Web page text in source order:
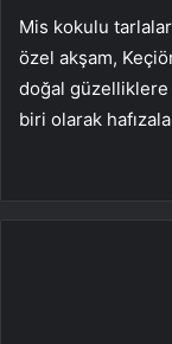
Mis kokulu
özel akşam,
doğal
biri olarak